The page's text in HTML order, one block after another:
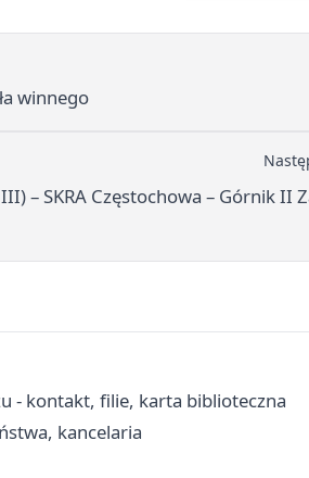
winnego
– SKRA Częstochowa – Górnik II
- kontakt, filie, karta biblioteczna
kancelaria